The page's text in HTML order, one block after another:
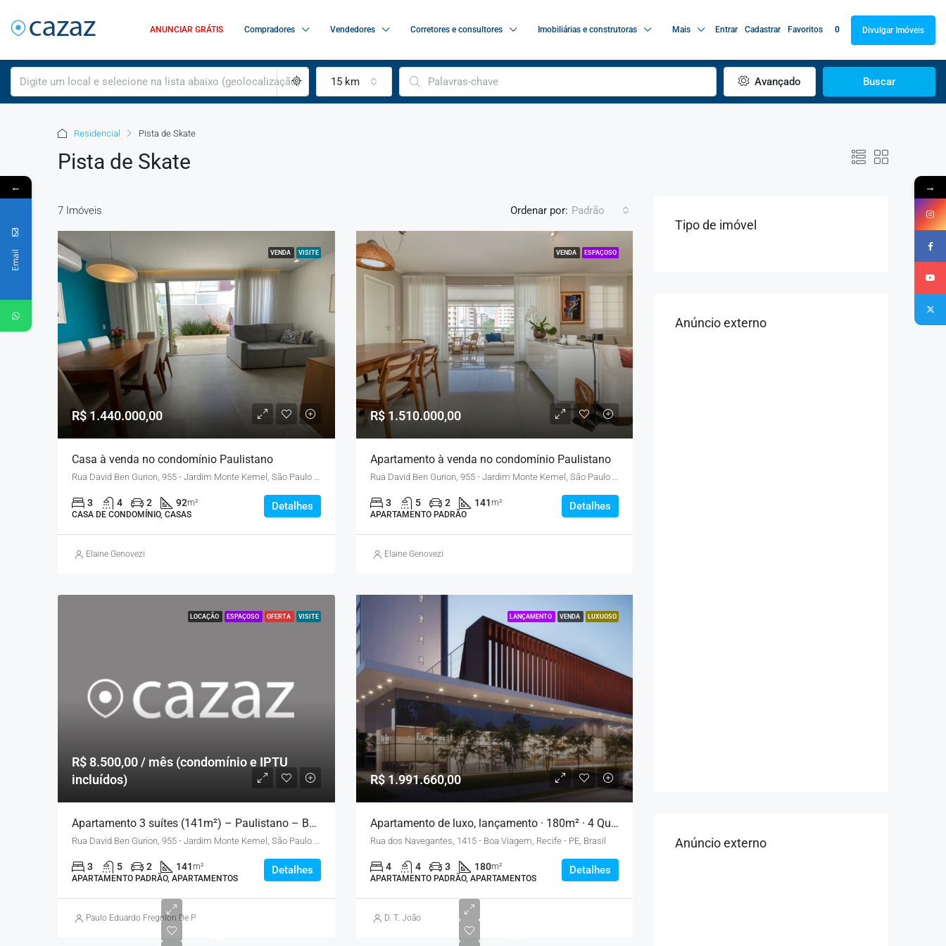
ANUNCIAR GRÁTIS Compradores Vendedores Corretores e consultores Imobiliárias e construtoras Mais Entrar Cadastrar Favoritos 0 Divulgar Imóveis
15 km Avançado Buscar
Residencial Pista de Skate
Pista de Skate
7 Imóveis Ordenar por: Padrão
VENDA VISITE
R$ 1.440.000,00
Casa à venda no condomínio Paulistano
Rua David Ben Gurion, 955 - Jardim Monte Kemel, São Paulo - SP, Brasil
3 4 2 92m²
CASA DE CONDOMÍNIO, CASAS
Detalhes
Elaine Genovezi
VENDA ESPAÇOSO
R$ 1.510.000,00
Apartamento à venda no condomínio Paulistano
Rua David Ben Gurion, 955 - Jardim Monte Kemel, São Paulo - SP, Brasil
3 5 2 141m²
APARTAMENTO PADRÃO
Detalhes
Elaine Genovezi
LOCAÇÃO ESPAÇOSO OFERTA VISITE
R$ 8.500,00 / mês (condomínio e IPTU
incluídos)
Apartamento 3 suítes (141m²) – Paulistano – Bairro Privativo
Rua David Ben Gurion, 955 - Jardim Monte Kemel, São Paulo - SP, Brasil
3 5 2 141m²
APARTAMENTO PADRÃO, APARTAMENTOS
Detalhes
Paulo Eduardo Fregolon De Pietro
LANÇAMENTO VENDA LUXUOSO
R$ 1.991.660,00
Apartamento de luxo, lançamento · 180m² · 4 Quartos · 3 Vagas – Recife
Rua dos Navegantes, 1415 - Boa Viagem, Recife - PE, Brasil
4 4 3 180m²
APARTAMENTO PADRÃO, APARTAMENTOS
Detalhes
D. T. João
Tipo de imóvel
Anúncio externo
Anúncio externo
←
Email
→